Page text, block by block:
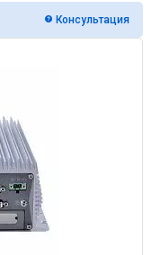
Консультация